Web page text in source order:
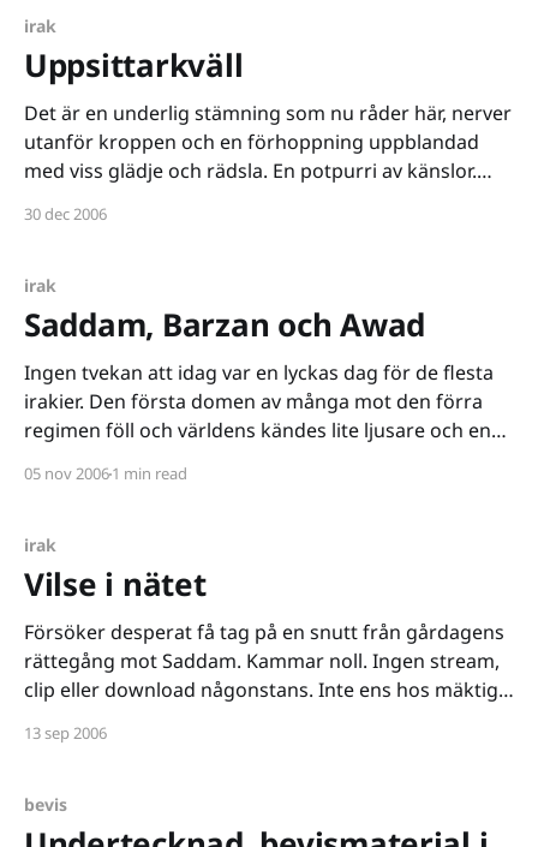
irak
Uppsittarkväll
Det är en underlig stämning som nu råder här, nerver
utanför kroppen och en förhoppning uppblandad
med viss glädje och rädsla. En potpurri av känslor.
kan-inte-tro-att-jag-just-skrev-det-där. Känslor rusar i
30 dec 2006
irak
Saddam, Barzan och Awad
Ingen tvekan att idag var en lyckas dag för de flesta
irakier. Den första domen av många mot den förra
regimen föll och världens kändes lite ljusare och en
Fokus ligger självklart på Saddams dödsdom, dock är
05 nov 20061 min read
irak
Vilse i nätet
Försöker desperat få tag på en snutt från gårdagens
rättegång mot Saddam. Kammar noll. Ingen stream,
clip eller download någonstans. Inte ens hos mäktiga
referat, hos CNN
sein.trial.ap/index.html] till exempel.
13 sep 2006
bevis